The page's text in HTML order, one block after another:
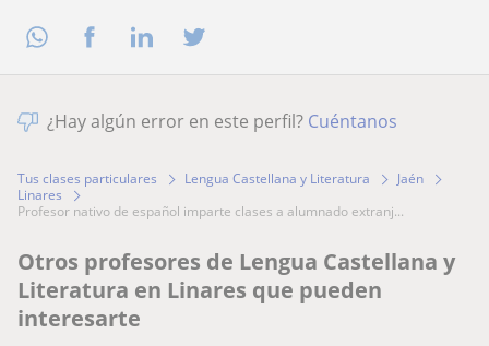
¿Hay algún error en este perfil? Cuéntanos
Tus clases particulares Lengua Castellana y Literatura
Jaén
Linares
profesor nativo de español imparte clases a alumnado extranj...
Otros profesores de Lengua Castellana y
Literatura en Linares que pueden
interesarte